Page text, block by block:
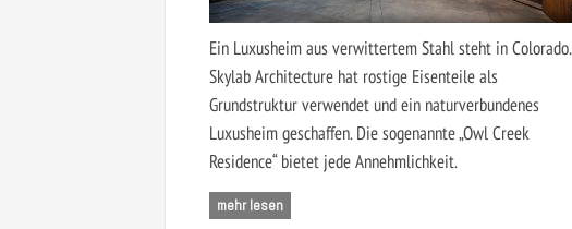
Ein Luxusheim aus verwittertem Stahl steht in Colorado.
Skylab Architecture hat rostige Eisenteile als
Grundstruktur verwendet und ein naturverbundenes
Luxusheim geschaffen. Die sogenannte „Owl Creek
Residence“ bietet jede Annehmlichkeit.
mehr lesen